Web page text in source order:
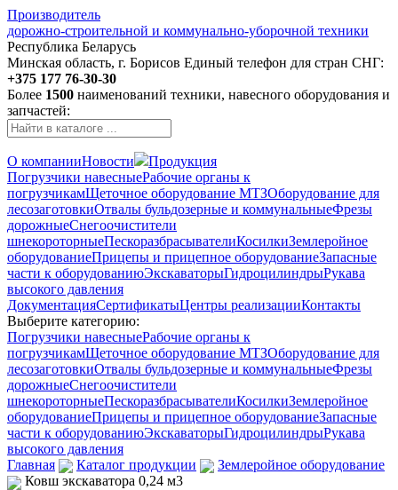
Производитель
дорожно-строительной и коммунально-уборочной техники
Республика Беларусь
Минская область, г. Борисов Единый телефон для стран СНГ:
+375 177 76-30-30
Более 1500 наименований техники, навесного оборудования и
запчастей:
О компанииНовости
Продукция
Погрузчики навесныеРабочие органы к
погрузчикамЩеточное оборудование МТЗОборудование для
лесозаготовкиОтвалы бульдозерные и коммунальныеФрезы
дорожныеСнегоочистители
шнекороторныеПескоразбрасывателиКосилкиЗемлеройное
оборудованиеПрицепы и прицепное оборудованиеЗапасные
части к оборудованиюЭкскаваторыГидроцилиндрыРукава
высокого давления
ДокументацияСертификатыЦентры реализацииКонтакты
Выберите категорию:
Погрузчики навесныеРабочие органы к
погрузчикамЩеточное оборудование МТЗОборудование для
лесозаготовкиОтвалы бульдозерные и коммунальныеФрезы
дорожныеСнегоочистители
шнекороторныеПескоразбрасывателиКосилкиЗемлеройное
оборудованиеПрицепы и прицепное оборудованиеЗапасные
части к оборудованиюЭкскаваторыГидроцилиндрыРукава
высокого давления
Главная
Каталог продукции
Землеройное оборудование
Ковш экскаватора 0,24 м3